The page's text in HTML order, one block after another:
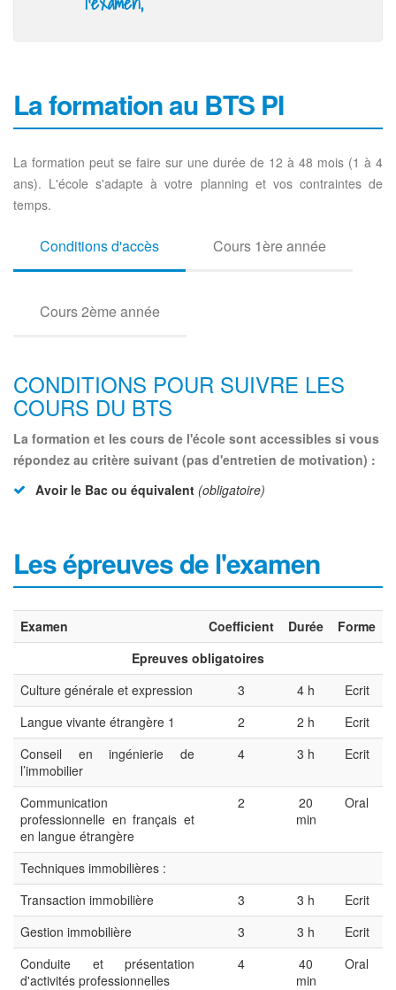
La formation au BTS PI
La formation peut se faire sur une durée de 12 à 48 mois (1 à 4
ans). L'école s'adapte à votre planning et vos contraintes de
temps.
Conditions d'accès Cours 1ère année
Cours 2ème année
CONDITIONS POUR SUIVRE LES
COURS DU BTS
La formation et les cours de l'école sont accessibles si vous
répondez au critère suivant (pas d'entretien de motivation) :
Avoir le Bac ou équivalent (obligatoire)
Les épreuves de l'examen
Examen Coefficient Durée
Forme
Epreuves obligatoires
Culture générale et expression
3 4 h
Ecrit
Langue vivante étrangère 1
2 2 h
Ecrit
Conseil en ingénierie de
l’immobilier
4 3 h Ecrit
Communication
professionnelle en français et
en langue étrangère
2
20
min
Oral
Techniques immobilières :
Transaction immobilière
3 3 h
Ecrit
Gestion immobilière
3 3 h
Ecrit
Conduite et présentation
d'activités professionnelles
4
40
min
Oral